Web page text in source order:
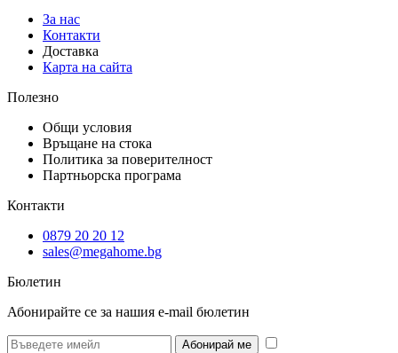
За нас
Контакти
Доставка
Карта на сайта
Полезно
Общи условия
Връщане на стока
Политика за поверителност
Партньорска програма
Контакти
0879 20 20 12
sales@megahome.bg
Бюлетин
Абонирайте се за нашия e-mail бюлетин